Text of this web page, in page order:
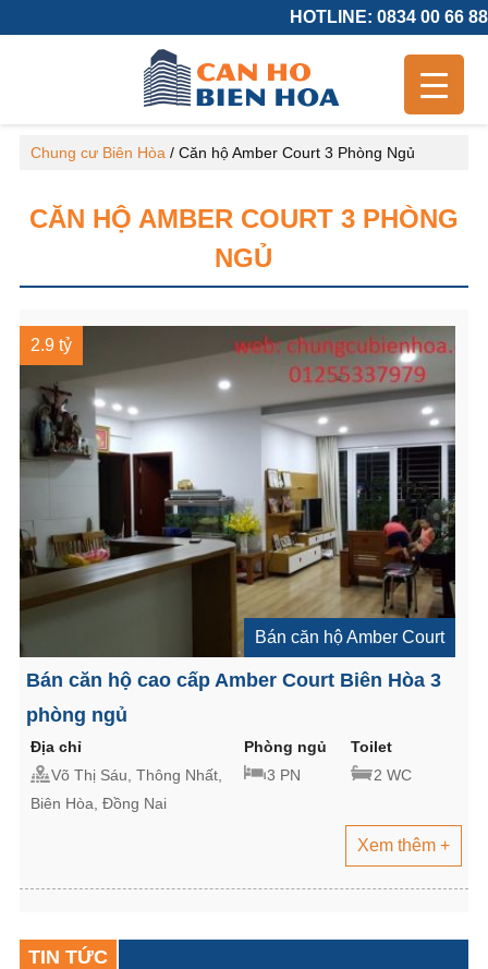
HOTLINE: 0834 00 66 88
Chung cư Biên Hòa / Căn hộ Amber Court 3 Phòng Ngủ
CĂN HỘ AMBER COURT 3 PHÒNG
NGỦ
2.9 tỷ
Bán căn hộ Amber Court
Bán căn hộ cao cấp Amber Court Biên Hòa 3
phòng ngủ
Địa chỉ Phòng ngủ
Toilet
Võ Thị Sáu, Thông Nhất,
Biên Hòa, Đồng Nai
3 PN 2 WC
Xem thêm +
TIN TỨC